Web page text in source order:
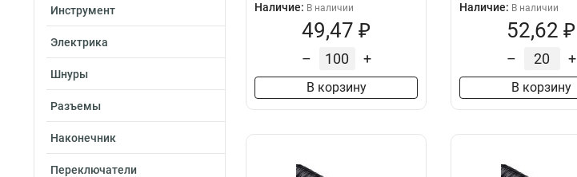
Инструмент
Электрика
Шнуры
Разъемы
Наконечник
Переключатели
Наличие: В наличии
49,47 ₽
– +
В корзину
Наличие: В наличии
52,62 ₽
– +
В корзину